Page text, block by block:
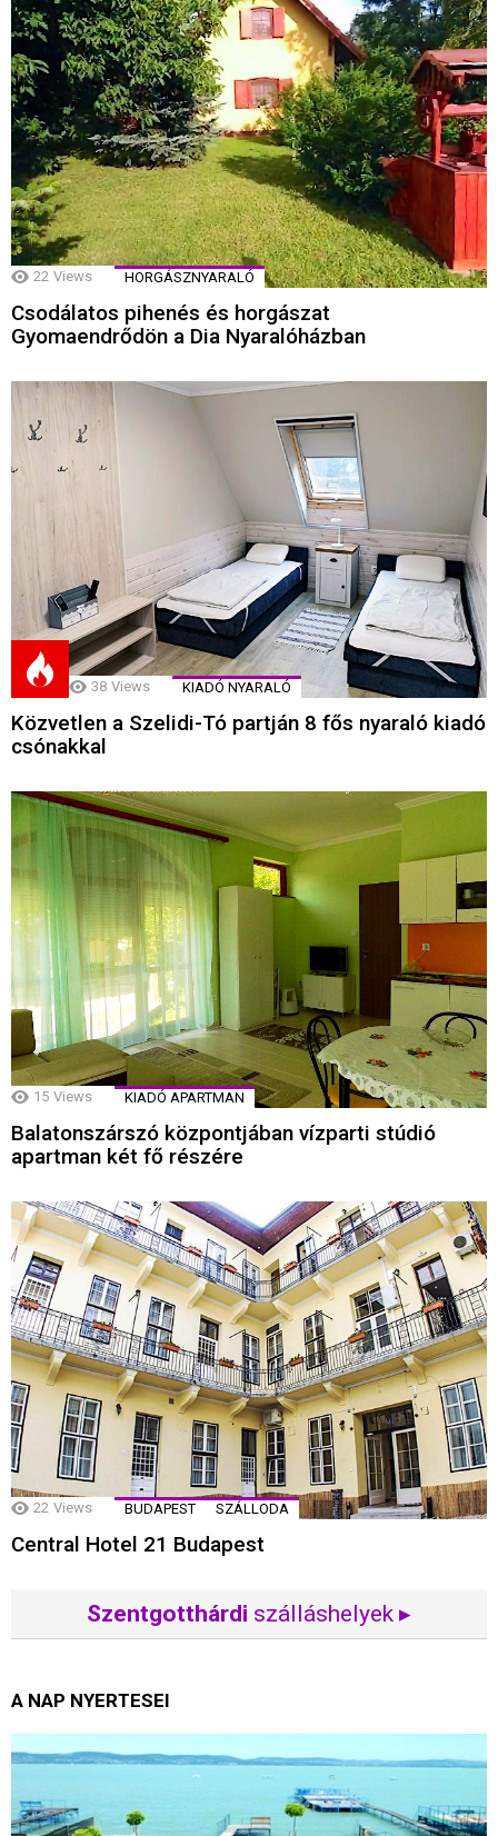
22 Views HORGÁSZNYARALÓ
Csodálatos pihenés és horgászat
Gyomaendrődön a Dia Nyaralóházban
38 Views KIADÓ NYARALÓ
Közvetlen a Szelidi-Tó partján 8 fős nyaraló kiadó
csónakkal
15 Views KIADÓ APARTMAN
Balatonszárszó központjában vízparti stúdió
apartman két fő részére
22 Views BUDAPEST SZÁLLODA
Central Hotel 21 Budapest
Szentgotthárdi szálláshelyek ▸
A NAP NYERTESEI